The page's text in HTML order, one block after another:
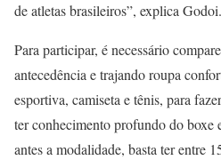
de atletas brasileiros”, explica Godoi.
Para participar, é necessário
antecedência e trajando roupa
esportiva, camiseta e tênis, para
ter conhecimento profundo do boxe
antes a modalidade, basta ter entre